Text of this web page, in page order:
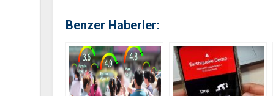
Benzer Haberler: